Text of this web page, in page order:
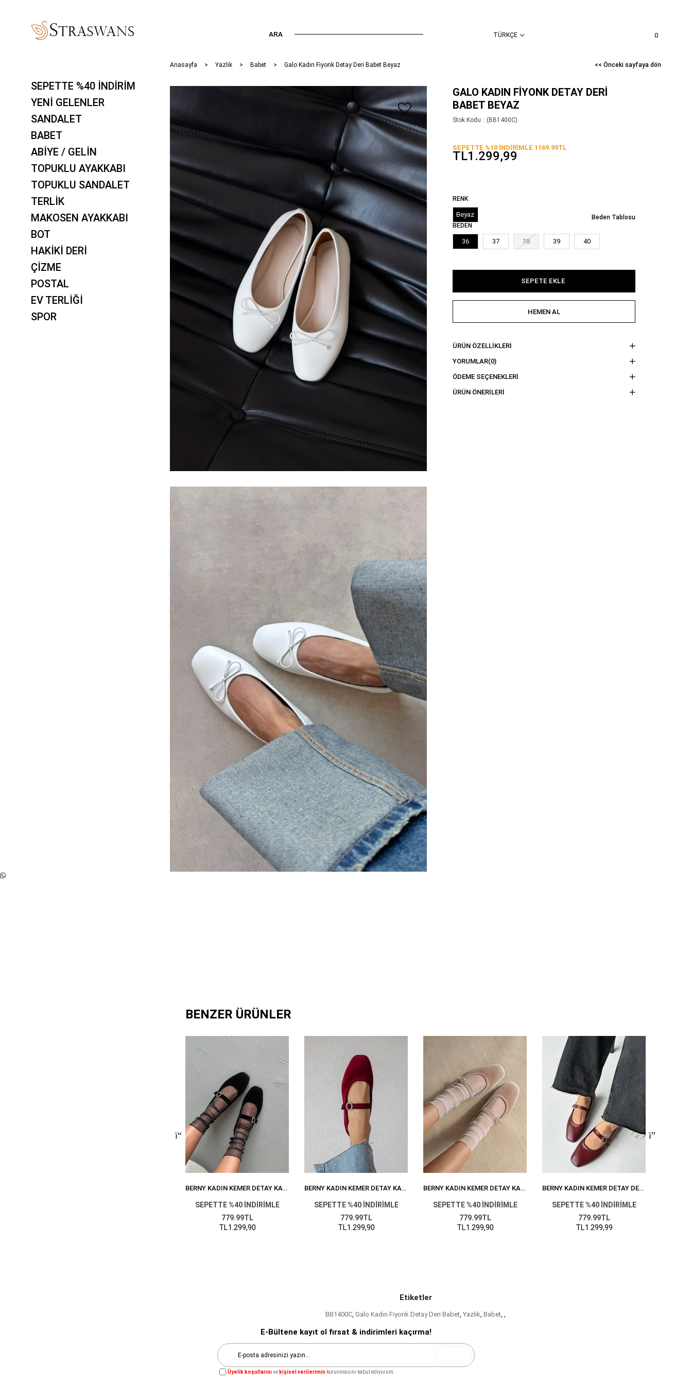
TÜRKÇE 0
SEPETTE %40 İNDİRİM
YENİ GELENLER
SANDALET
BABET
ABİYE / GELİN
TOPUKLU AYAKKABI
TOPUKLU SANDALET
TERLİK
MAKOSEN AYAKKABI
BOT
HAKİKİ DERİ
ÇİZME
POSTAL
EV TERLİĞİ
SPOR
ARA
Anasayfa Yazlık Babet Galo Kadın Fiyonk Detay Deri Babet Beyaz << Önceki sayfaya dön
GALO KADIN FIYONK DETAY DERI
BABET BEYAZ
Stok Kodu (BB1400C)
SEPETTE %10 İNDİRİMLE 1169.99TL
TL1.299,99
RENK
Beyaz
BEDEN
36 37 38 39 40
Beden Tablosu
ÜRÜN ÖZELLIKLERI
YORUMLAR(0)
ÖDEME SEÇENEKLERI
ÜRÜN ÖNERILERI
BENZER ÜRÜNLER
BERNY KADIN KEMER DETAY KADIFE BABET SIYAH
SEPETTE %40 İNDİRİMLE
779.99TL
TL1.299,90
BERNY KADIN KEMER DETAY KADIFE BABET BORDO
SEPETTE %40 İNDİRİMLE
779.99TL
TL1.299,90
BERNY KADIN KEMER DETAY KADIFE BABET VIZON
SEPETTE %40 İNDİRİMLE
779.99TL
TL1.299,90
BERNY KADIN KEMER DETAY DERI BABET BORDO
SEPETTE %40 İNDİRİMLE
779.99TL
TL1.299,99
Etiketler
BB1400C Galo Kadın Fiyonk Detay Deri Babet Yazlık Babet
E-Bültene kayıt ol fırsat & indirimleri kaçırma!
Üyelik koşullarınıve kişisel verilerimin korunmasını kabul ediyorum.